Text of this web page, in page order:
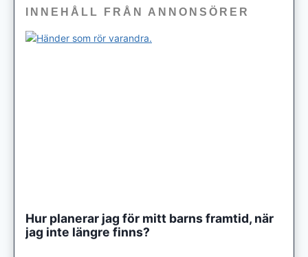
INNEHÅLL FRÅN ANNONSÖRER
Hur planerar jag för mitt barns framtid, när
jag inte längre finns?